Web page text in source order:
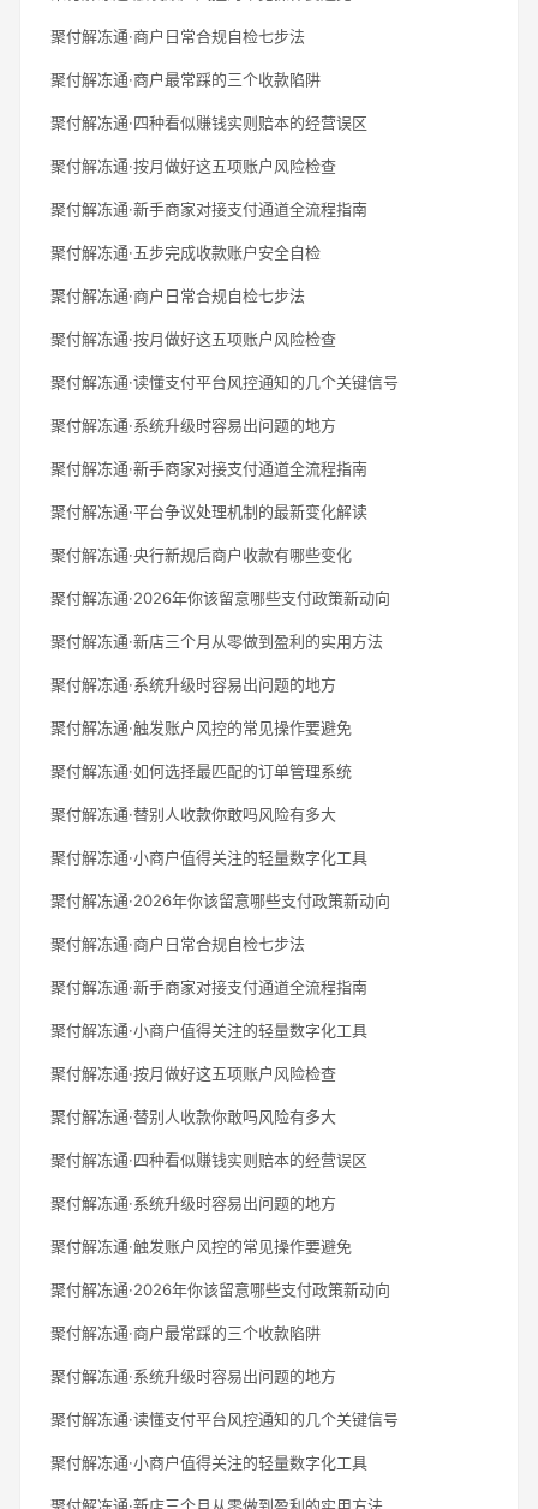
聚付解冻通·商户日常合规自检七步法
聚付解冻通·商户最常踩的三个收款陷阱
聚付解冻通·四种看似赚钱实则赔本的经营误区
聚付解冻通·按月做好这五项账户风险检查
聚付解冻通·新手商家对接支付通道全流程指南
聚付解冻通·五步完成收款账户安全自检
聚付解冻通·商户日常合规自检七步法
聚付解冻通·按月做好这五项账户风险检查
聚付解冻通·读懂支付平台风控通知的几个关键信号
聚付解冻通·系统升级时容易出问题的地方
聚付解冻通·新手商家对接支付通道全流程指南
聚付解冻通·平台争议处理机制的最新变化解读
聚付解冻通·央行新规后商户收款有哪些变化
聚付解冻通·2026年你该留意哪些支付政策新动向
聚付解冻通·新店三个月从零做到盈利的实用方法
聚付解冻通·系统升级时容易出问题的地方
聚付解冻通·触发账户风控的常见操作要避免
聚付解冻通·如何选择最匹配的订单管理系统
聚付解冻通·替别人收款你敢吗风险有多大
聚付解冻通·小商户值得关注的轻量数字化工具
聚付解冻通·2026年你该留意哪些支付政策新动向
聚付解冻通·商户日常合规自检七步法
聚付解冻通·新手商家对接支付通道全流程指南
聚付解冻通·小商户值得关注的轻量数字化工具
聚付解冻通·按月做好这五项账户风险检查
聚付解冻通·替别人收款你敢吗风险有多大
聚付解冻通·四种看似赚钱实则赔本的经营误区
聚付解冻通·系统升级时容易出问题的地方
聚付解冻通·触发账户风控的常见操作要避免
聚付解冻通·2026年你该留意哪些支付政策新动向
聚付解冻通·商户最常踩的三个收款陷阱
聚付解冻通·系统升级时容易出问题的地方
聚付解冻通·读懂支付平台风控通知的几个关键信号
聚付解冻通·小商户值得关注的轻量数字化工具
聚付解冻通·新店三个月从零做到盈利的实用方法